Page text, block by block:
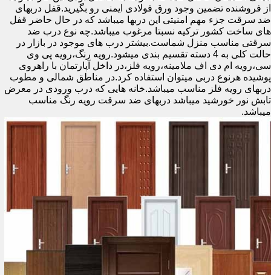
از فروشنده تضمین وجود ورق فولادی ایمنی رو بگیرید.قفل دربهای
ضد سرقت جزء مهم امنیتی این دربها میباشد که در حال حاضر قفل
های ساخت کشور ترکیه نسبتا مرغوب میباشد.چه نوع درب ضد
سرقتی مناسب منزل شماست.بیشتر درب های موجود در بازار در
حالت کلی به 4 دسته تقسیم بندی میشود.رویه رنگ،رویه پی وی
سی،رویه ام دی اف ملامینه،رویه فلز،در داخل آپارتمان با راهروی
پوشیده هرنوع دربی میتوان استفاده کرد.در مناطق شمالی و مطوب
دربهای رویه فلز مناسب میباشد.خانه هایی که درب ورودی در معرض
تابش نور خورشید میباشد دربهای ضد سرقت رویه رنگ مناسب
میباشد.